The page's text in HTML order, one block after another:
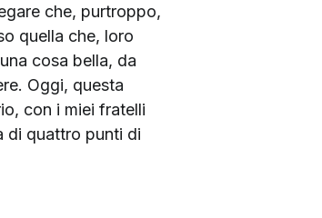
che, purtroppo,
quella che, loro
cosa bella, da
Oggi, questa
con i miei fratelli
di quattro punti di